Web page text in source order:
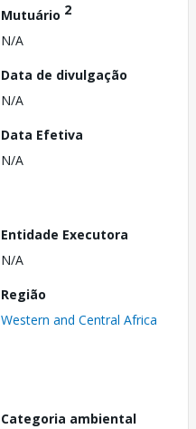
Mutuário 2
N/A
Data de divulgação
N/A
Data Efetiva
N/A
Entidade Executora
N/A
Região
Western and Central Africa
Categoria ambiental